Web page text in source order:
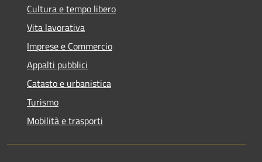
Cultura e tempo libero
Vita lavorativa
Imprese e Commercio
Appalti pubblici
Catasto e urbanistica
Turismo
Mobilità e trasporti